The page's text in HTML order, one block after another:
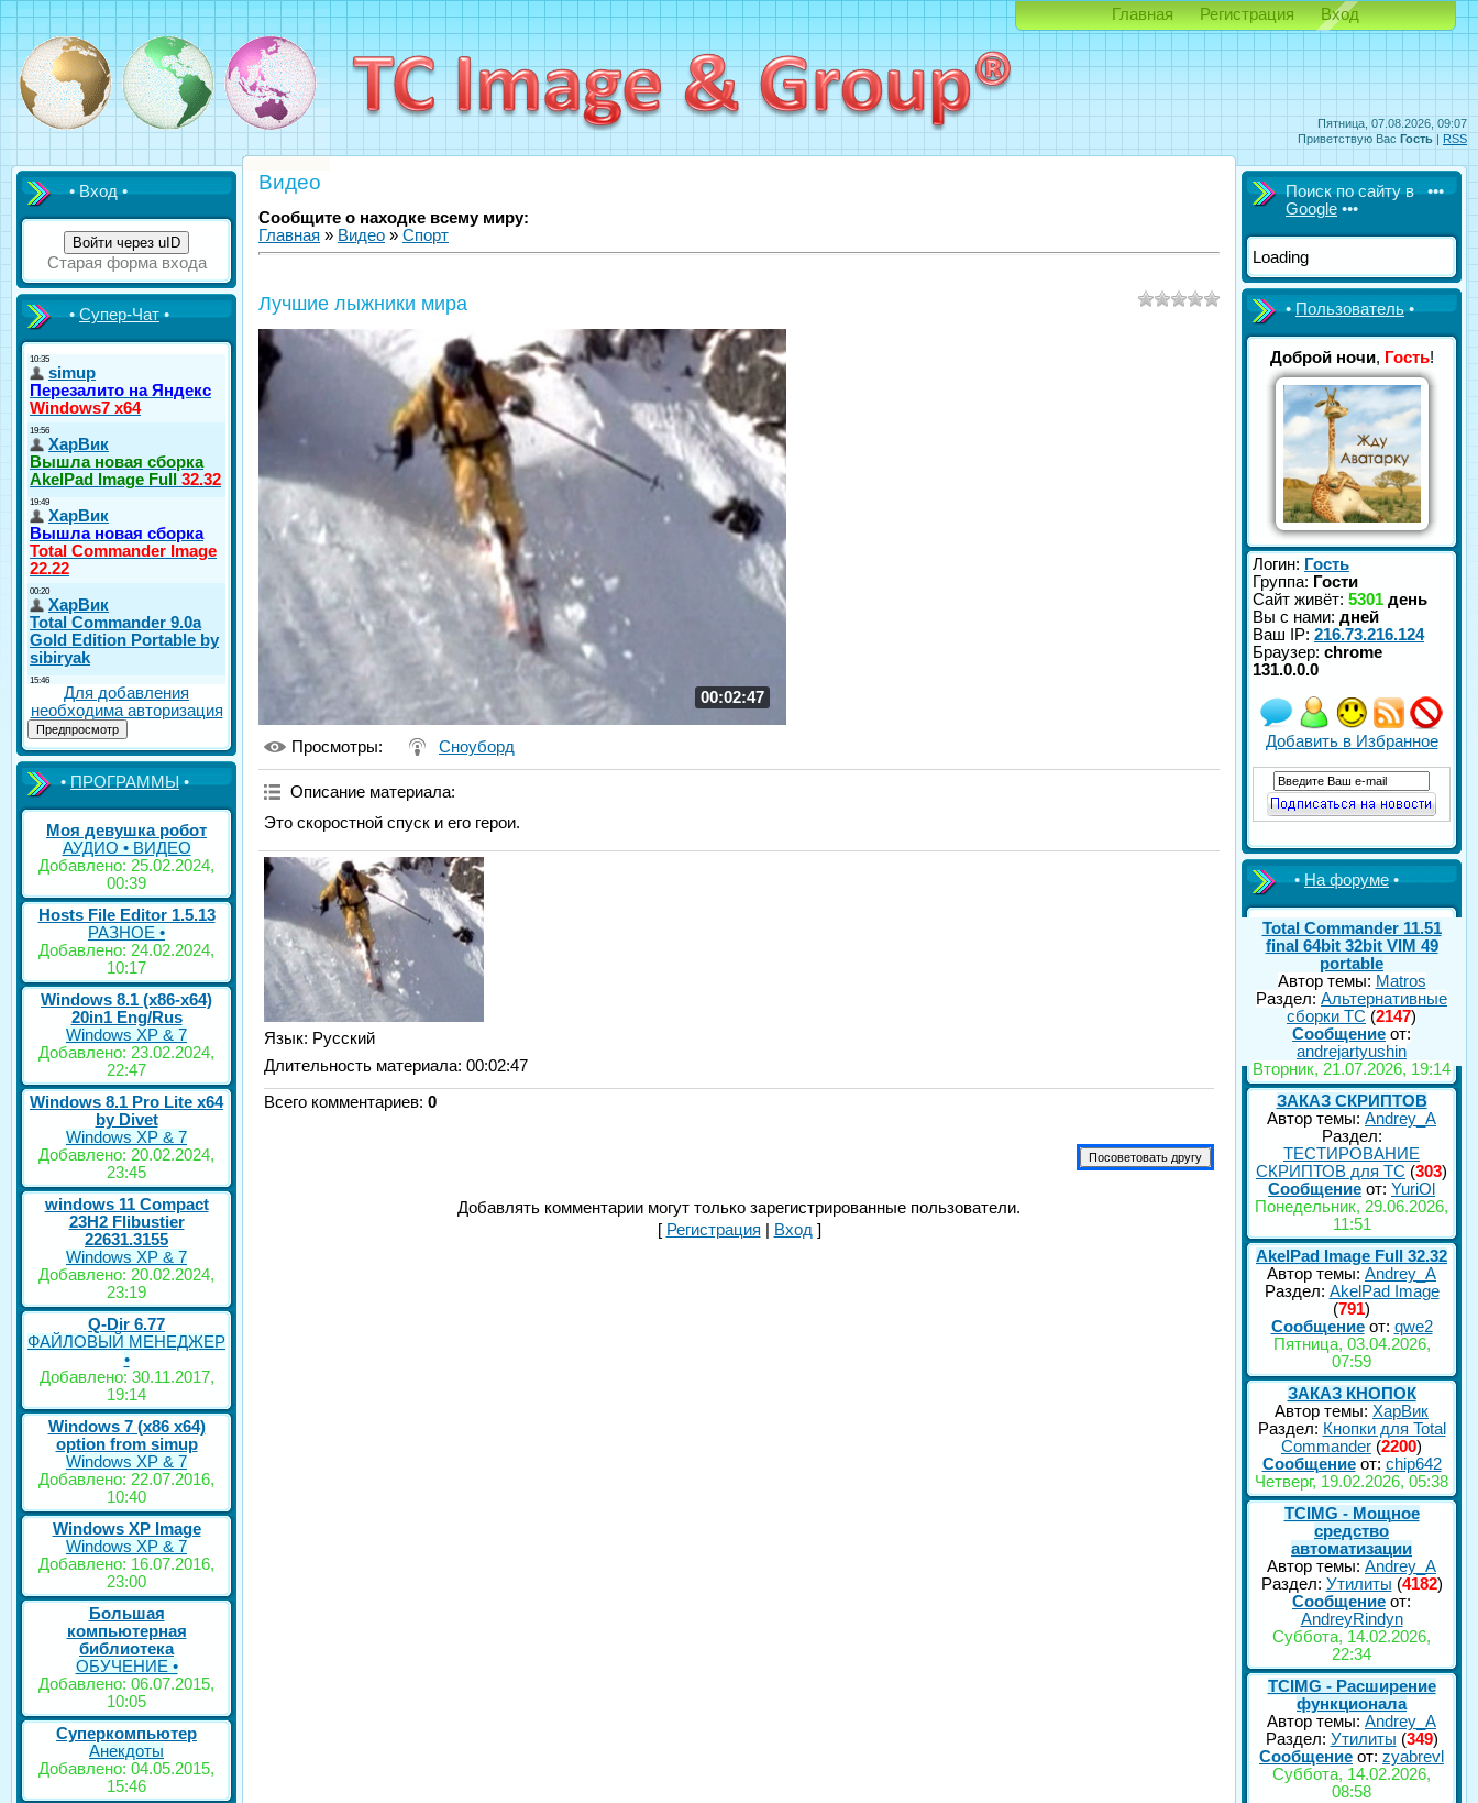
Пятница, 07.08.2026, 09:07
Приветствую Вас Гость | RSS
Главная Регистрация Вход
• Вход •
Войти через uID
Старая форма входа
•Супер-Чат•
Для добавления
необходима авторизация
•ПРОГРАММЫ•
Моя девушка робот
АУДИО • ВИДЕО
Добавлено: 25.02.2024,
00:39
Hosts File Editor 1.5.13
РАЗНОЕ •
Добавлено: 24.02.2024,
10:17
Windows 8.1 (x86-x64)
20in1 Eng/Rus
Windows XP & 7
Добавлено: 23.02.2024,
22:47
Windows 8.1 Pro Lite x64
by Divet
Windows XP & 7
Добавлено: 20.02.2024,
23:45
windows 11 Compact
23H2 Flibustier
22631.3155
Windows XP & 7
Добавлено: 20.02.2024,
23:19
Q-Dir 6.77
ФАЙЛОВЫЙ МЕНЕДЖЕР
•
Добавлено: 30.11.2017,
19:14
Windows 7 (x86 x64)
option from simup
Windows XP & 7
Добавлено: 22.07.2016,
10:40
Windows XP Image
Windows XP & 7
Добавлено: 16.07.2016,
23:00
Большая
компьютерная
библиотека
ОБУЧЕНИЕ •
Добавлено: 06.07.2015,
10:05
Суперкомпьютер
Анекдоты
Добавлено: 04.05.2015,
15:46
Видео
Сообщите о находке всему миру:
Главная » Видео » Спорт
Лучшие лыжники мира
00:02:47
Просмотры: Сноуборд
Описание материала:
Это скоростной спуск и его герои.
Язык: Русский
Длительность материала: 00:02:47
Всего комментариев: 0
Добавлять комментарии могут только зарегистрированные пользователи.
[ Регистрация Вход]
Поиск по сайту в •••
Google •••
Loading
•Пользователь•
Доброй ночи, Гость!
Логин: Гость
Группа: Гости
Сайт живёт: 5301 день
Вы с нами: дней
Ваш IP: 216.73.216.124
Браузер: chrome
131.0.0.0
Добавить в Избранное
•На форуме•
Total Commander 11.51
final 64bit 32bit VIM 49
portable
Автор темы: Matros
Раздел: Альтернативные
сборки ТС (2147)
Сообщение от:
andrejartyushin
Вторник, 21.07.2026, 19:14
ЗАКАЗ СКРИПТОВ
Автор темы: Andrey_A
Раздел:
ТЕСТИРОВАНИЕ
СКРИПТОВ для TC (303)
Сообщение от: YuriOl
Понедельник, 29.06.2026,
11:51
AkelPad Image Full 32.32
Автор темы: Andrey_A
Раздел: AkelPad Image
(791)
Сообщениеот: qwe2
Пятница, 03.04.2026,
07:59
ЗАКАЗ КНОПОК
Автор темы: ХарВик
Раздел: Кнопки для Total
Commander (2200)
Сообщениеот: chip642
Четверг, 19.02.2026, 05:38
TCIMG - Мощное
средство
автоматизации
Автор темы: Andrey_A
Раздел: Утилиты (4182)
Сообщение от:
AndreyRindyn
Суббота, 14.02.2026,
22:34
TCIMG - Расширение
функционала
Автор темы: Andrey_A
Раздел: Утилиты (349)
Сообщение от: zyabrevl
Суббота, 14.02.2026,
08:58